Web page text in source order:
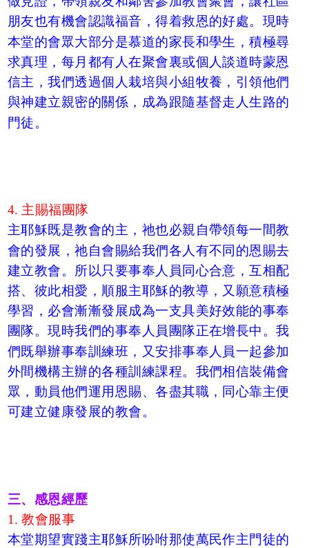
朋友也有機會認識福音，得着救恩的好處。現時
本堂的會眾大部分是慕道的家長和學生，積極尋
求真理，每月都有人在聚會裏或個人談道時蒙恩
信主，我們透過個人栽培與小組牧養，引領他們
與神建立親密的關係，成為跟隨基督走人生路的
門徒。
4. 主賜福團隊
主耶穌既是教會的主，祂也必親自帶領每一間教
會的發展，祂自會賜給我們各人有不同的恩賜去
建立教會。所以只要事奉人員同心合意，互相配
搭、彼此相愛，順服主耶穌的教導，又願意積極
學習，必會漸漸發展成為一支具美好效能的事奉
團隊。現時我們的事奉人員團隊正在增長中。我
們既舉辦事奉訓練班，又安排事奉人員一起參加
外間機構主辦的各種訓練課程。我們相信裝備會
眾，動員他們運用恩賜、各盡其職，同心靠主便
可建立健康發展的教會。
三、感恩經歷
1. 教會服事
本堂期望實踐主耶穌所吩咐那使萬民作主門徒的